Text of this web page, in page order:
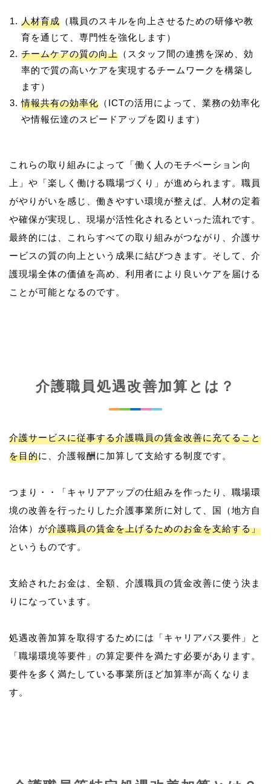
人材育成 （職員のスキルを向上させるための研修や教
育を通じて、専門性を強化します）
チームケアの質の向上 （スタッフ間の連携を深め、効
率的で質の高いケアを実現するチームワークを構築し
ます）
情報共有の効率化 （ICTの活用によって、業務の効率化
や情報伝達のスピードアップを図ります）
これらの取り組みによって「働く人のモチベーション向
上」や「楽しく働ける職場づくり」が進められます。職員
がやりがいを感じ、働きやすい環境が整えば、人材の定着
や確保が実現し、現場が活性化されるといった流れです。
最終的には、これらすべての取り組みがつながり、介護サ
ービスの質の向上という成果に結びつきます。そして、介
護現場全体の価値を高め、利用者により良いケアを届ける
介護職員処遇改善加算とは？
介護サービスに従事する介護職員の賃金改善に充てること
を目的に、介護報酬に加算して支給する制度です。
つまり・・「キャリアアップの仕組みを作ったり、職場環
境の改善を行ったりした介護事業所に対して、国（地方自
治体）が介護職員の賃金を上げるためのお金を支給する」
というものです。
支給されたお金は、全額、介護職員の賃金改善に使う決ま
りになっています。
処遇改善加算を取得するためには「キャリアパス要件」と
「職場環境等要件」の算定要件を満たす必要があります。
要件を多く満たしている事業所ほど加算率が高くなりま
す。